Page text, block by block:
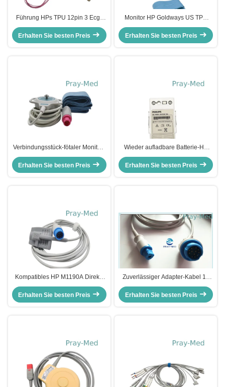
Führung HPs TPU 12pin 3 Ecg-
Kabel mit Neugeboren-Klammern-
Clip
Erhalten Sie besten Preis
Monitor HP Goldways US TPU
fötaler Ultraschall-Wandler für
CTG7
Erhalten Sie besten Preis
Verbindungsstück-fötaler Monitor-
Wandler HP M1356A TPU 12pin
kompatibel
Erhalten Sie besten Preis
Wieder aufladbare Batterie-HP
Heartstarts MRx M3538A der
medizinischen Ausrüstung
Batterie
Erhalten Sie besten Preis
Kompatibles HP M1190A Direkt-
schließen SpO2 Sensor 12pin
ringsum HP-Verbindungsstück an
Erhalten Sie besten Preis
Zuverlässiger Adapter-Kabel 12
HPs m1940A Spo2 Pin - 8
kompatibler 4.0mm Durchmesser
Pin-
Erhalten Sie besten Preis